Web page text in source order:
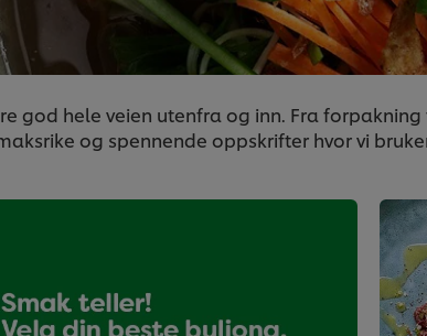
god hele veien utenfra og inn. Fra
og spennende oppskrifter hvor vi